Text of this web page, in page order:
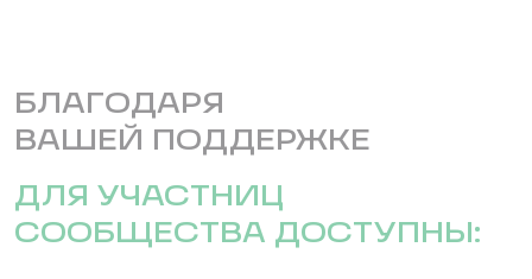
БЛАГОДАРЯ
ВАШЕЙ ПОДДЕРЖКЕ
ДЛЯ УЧАСТНИЦ
СООБЩЕСТВА ДОСТУПНЫ: